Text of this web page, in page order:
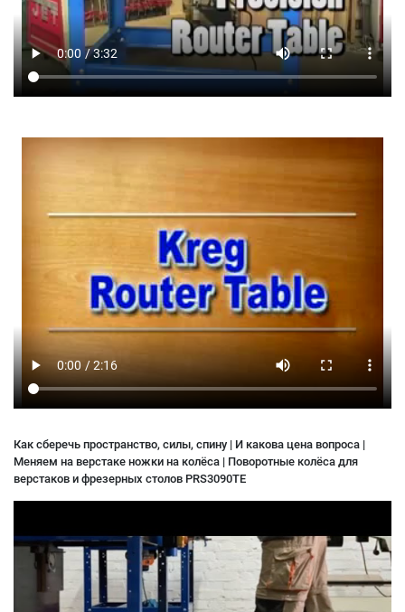
Как сберечь пространство, силы, спину | И какова цена вопроса |
Меняем на верстаке ножки на колёса | Поворотные колёса для
верстаков и фрезерных столов PRS3090TE